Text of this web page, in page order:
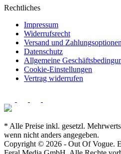
Rechtliches
Impressum
Widerrufsrecht
Versand und Zahlungsoptionen
Datenschutz
Allgemeine
Cookie-Einstellungen
Vertrag widerrufen
* Alle Preise inkl. gesetzl.
wenn nicht anders angegeben.
Copyright © 2026 - Out Of Vogue.